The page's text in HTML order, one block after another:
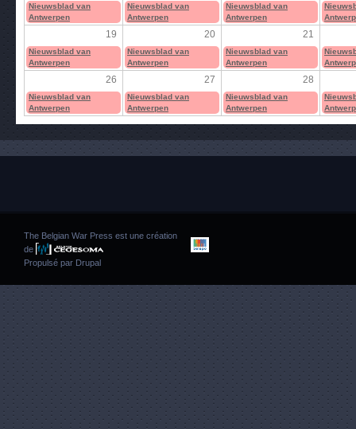
Nieuwsblad van
Antwerpen
Nieuwsblad van
Antwerpen
Nieuwsblad van
Antwerpen
19 20 21
Nieuwsblad van
Antwerpen
Nieuwsblad van
Antwerpen
Nieuwsblad van
Antwerpen
26 27 28
Nieuwsblad van
Antwerpen
Nieuwsblad van
Antwerpen
Nieuwsblad van
Antwerpen
The Belgian War Press est une création
de
Propulsé par Drupal